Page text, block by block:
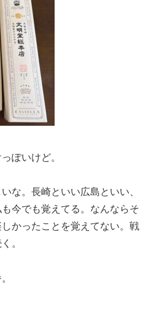
ぽいけど。
な。長崎といい広島といい、
今でも覚えてる。なんならそ
かったことを覚えてない。戦
。